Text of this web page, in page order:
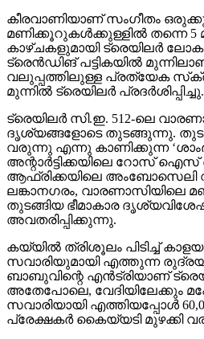
കീരവാണിയാണ് സംഗീതം
മണിക്കൂറുകള്‍ക്കുള്ളില്‍ തന്നെ 5
കാഴ്ചകളുമായി ട്രെയിലര്‍
ട്രെന്‍ഡിങ് പട്ടികയില്‍
വലുപ്പത്തിലുള്ള പ്രത്യേക
മുന്നില്‍ ട്രെയിലര്‍ പ്രദര്‍ശിപ്പിച്ചു.
ട്രെയിലര്‍ സി.ഇ. 512-ലെ
ദൃശ്യങ്ങളോടെ തുടങ്ങുന്നു.
വരുന്നു എന്നു കാണിക്കുന്ന
അന്റാര്‍ട്ടിക്കയിലെ റോസ്
ആഫ്രിക്കയിലെ അംബോസെലി
ലങ്കാനഗരം, വാരണാസിയിലെ
തുടങ്ങിയ ഭീമാകാര
അവതരിപ്പിക്കുന്നു.
കയ്യില്‍ ത്രിശൂലം പിടിച്ച്
സവാരിയുമായി എത്തുന്ന
ബാബുവിന്റെ എന്‍ട്രിയാണ്
അതേപോലെ, വേദിയിലേക്കും
സവാരിയായി എത്തിയപ്പോള്‍
പ്രേക്ഷകര്‍ കൈയ്യടി മുഴക്കി